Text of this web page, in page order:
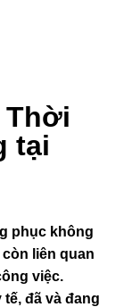
Thời
tại
phục không
liên quan
việc.
đã và đang